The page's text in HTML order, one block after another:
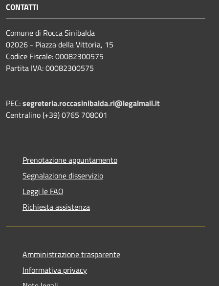
CONTATTI
Comune di Rocca Sinibalda
02026 - Piazza della Vittoria, 15
Codice Fiscale: 00082300575
Partita IVA: 00082300575
PEC:segreteria.roccasinibalda.ri@legalmail.it
Centralino (+39) 0765 708001
Prenotazione appuntamento
Segnalazione disservizio
Leggi le FAQ
Richiesta assistenza
Amministrazione trasparente
Informativa privacy